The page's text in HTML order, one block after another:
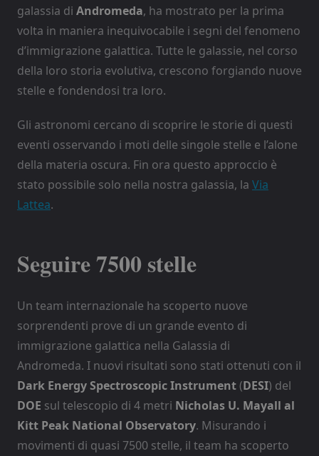
galassia di Andromeda, ha mostrato per la prima
volta in maniera inequivocabile i segni del fenomeno
d’immigrazione galattica. Tutte le galassie, nel corso
della loro storia evolutiva, crescono forgiando nuove
stelle e fondendosi tra loro.
Gli astronomi cercano di scoprire le storie di questi
eventi osservando i moti delle singole stelle e l’alone
della materia oscura. Fin ora questo approccio è
stato possibile solo nella nostra galassia, la Via
Lattea.
Seguire 7500 stelle
Un team internazionale ha scoperto nuove
sorprendenti prove di un grande evento di
immigrazione galattica nella Galassia di
Andromeda. I nuovi risultati sono stati ottenuti con il
Dark Energy Spectroscopic Instrument(DESI) del
DOE sul telescopio di 4 metri Nicholas U. Mayall al
Kitt Peak National Observatory. Misurando i
movimenti di quasi 7500 stelle, il team ha scoperto